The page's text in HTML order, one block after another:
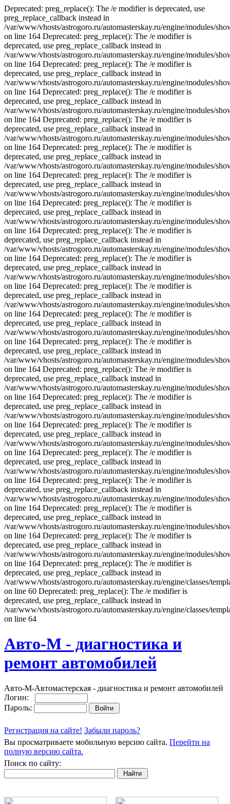
Deprecated: preg_replace(): The /e modifier is deprecated, use
preg_replace_callback instead in
/var/www/vhosts/astrogoro.ru/automasterskay.ru/engine/modules/
on line 164 Deprecated: preg_replace(): The /e modifier is
deprecated, use preg_replace_callback instead in
/var/www/vhosts/astrogoro.ru/automasterskay.ru/engine/modules/
on line 164 Deprecated: preg_replace(): The /e modifier is
deprecated, use preg_replace_callback instead in
/var/www/vhosts/astrogoro.ru/automasterskay.ru/engine/modules/
on line 164 Deprecated: preg_replace(): The /e modifier is
deprecated, use preg_replace_callback instead in
/var/www/vhosts/astrogoro.ru/automasterskay.ru/engine/modules/
on line 164 Deprecated: preg_replace(): The /e modifier is
deprecated, use preg_replace_callback instead in
/var/www/vhosts/astrogoro.ru/automasterskay.ru/engine/modules/
on line 164 Deprecated: preg_replace(): The /e modifier is
deprecated, use preg_replace_callback instead in
/var/www/vhosts/astrogoro.ru/automasterskay.ru/engine/modules/
on line 164 Deprecated: preg_replace(): The /e modifier is
deprecated, use preg_replace_callback instead in
/var/www/vhosts/astrogoro.ru/automasterskay.ru/engine/modules/
on line 164 Deprecated: preg_replace(): The /e modifier is
deprecated, use preg_replace_callback instead in
/var/www/vhosts/astrogoro.ru/automasterskay.ru/engine/modules/
on line 164 Deprecated: preg_replace(): The /e modifier is
deprecated, use preg_replace_callback instead in
/var/www/vhosts/astrogoro.ru/automasterskay.ru/engine/modules/
on line 164 Deprecated: preg_replace(): The /e modifier is
deprecated, use preg_replace_callback instead in
/var/www/vhosts/astrogoro.ru/automasterskay.ru/engine/modules/
on line 164 Deprecated: preg_replace(): The /e modifier is
deprecated, use preg_replace_callback instead in
/var/www/vhosts/astrogoro.ru/automasterskay.ru/engine/modules/
on line 164 Deprecated: preg_replace(): The /e modifier is
deprecated, use preg_replace_callback instead in
/var/www/vhosts/astrogoro.ru/automasterskay.ru/engine/modules/
on line 164 Deprecated: preg_replace(): The /e modifier is
deprecated, use preg_replace_callback instead in
/var/www/vhosts/astrogoro.ru/automasterskay.ru/engine/modules/
on line 164 Deprecated: preg_replace(): The /e modifier is
deprecated, use preg_replace_callback instead in
/var/www/vhosts/astrogoro.ru/automasterskay.ru/engine/modules/
on line 164 Deprecated: preg_replace(): The /e modifier is
deprecated, use preg_replace_callback instead in
/var/www/vhosts/astrogoro.ru/automasterskay.ru/engine/modules/
on line 164 Deprecated: preg_replace(): The /e modifier is
deprecated, use preg_replace_callback instead in
/var/www/vhosts/astrogoro.ru/automasterskay.ru/engine/modules/
on line 164 Deprecated: preg_replace(): The /e modifier is
deprecated, use preg_replace_callback instead in
/var/www/vhosts/astrogoro.ru/automasterskay.ru/engine/modules/
on line 164 Deprecated: preg_replace(): The /e modifier is
deprecated, use preg_replace_callback instead in
/var/www/vhosts/astrogoro.ru/automasterskay.ru/engine/modules/
on line 164 Deprecated: preg_replace(): The /e modifier is
deprecated, use preg_replace_callback instead in
/var/www/vhosts/astrogoro.ru/automasterskay.ru/engine/modules/
on line 164 Deprecated: preg_replace(): The /e modifier is
deprecated, use preg_replace_callback instead in
/var/www/vhosts/astrogoro.ru/automasterskay.ru/engine/modules/
on line 164 Deprecated: preg_replace(): The /e modifier is
deprecated, use preg_replace_callback instead in
/var/www/vhosts/astrogoro.ru/automasterskay.ru/engine/classes/
on line 60 Deprecated: preg_replace(): The /e modifier is
deprecated, use preg_replace_callback instead in
/var/www/vhosts/astrogoro.ru/automasterskay.ru/engine/classes/
on line 64
Авто-М - диагностика и
ремонт автомобилей
Авто-М-Автомастерская - диагностика и ремонт автомобилей
Логин:
Пароль:
Регистрация на сайте! Забыли пароль?
Вы просматриваете мобильную версию сайта. Перейти на
полную версию сайта.
Поиск по сайту: